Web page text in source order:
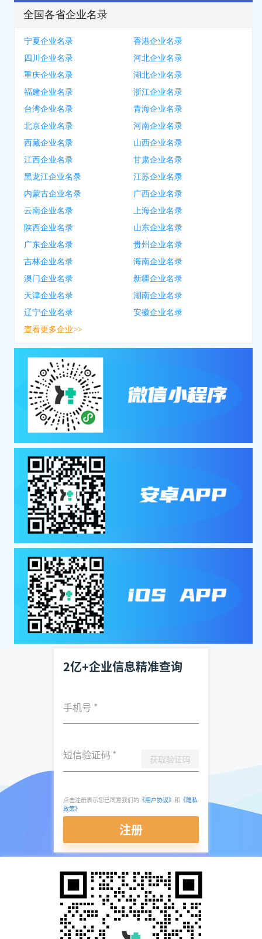
全国各省企业名录
宁夏企业名录
香港企业名录
四川企业名录
河北企业名录
重庆企业名录
湖北企业名录
福建企业名录
浙江企业名录
台湾企业名录
青海企业名录
北京企业名录
河南企业名录
西藏企业名录
山西企业名录
江西企业名录
甘肃企业名录
黑龙江企业名录
江苏企业名录
内蒙古企业名录
广西企业名录
云南企业名录
上海企业名录
陕西企业名录
山东企业名录
广东企业名录
贵州企业名录
吉林企业名录
海南企业名录
澳门企业名录
新疆企业名录
天津企业名录
湖南企业名录
辽宁企业名录
安徽企业名录
查看更多企业>>
2亿+企业信息精准查询
手机号 *
短信验证码 * 获取验证码
点击注册表示您已同意我们的 《用户协议》 和 《隐私
政策》
注册